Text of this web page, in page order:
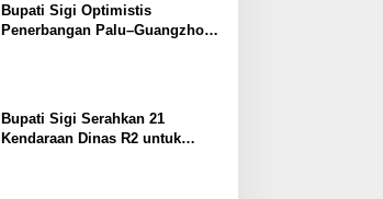
Bupati Sigi Optimistis
Penerbangan Palu–Guangzhou
Bupati Sigi Serahkan 21
Kendaraan Dinas R2 untuk